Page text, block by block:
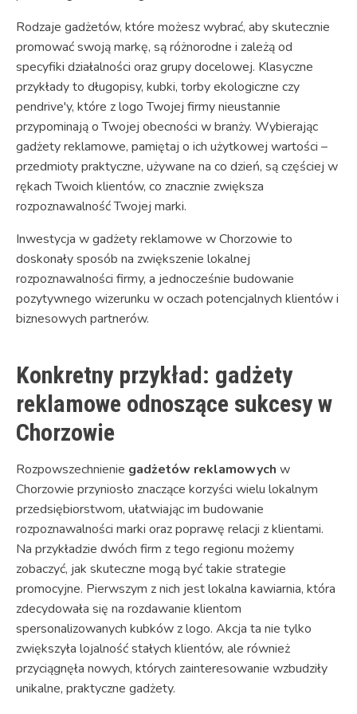
Rodzaje gadżetów, które możesz wybrać, aby skutecznie
promować swoją markę, są różnorodne i zależą od
specyfiki działalności oraz grupy docelowej. Klasyczne
przykłady to długopisy, kubki, torby ekologiczne czy
pendrive'y, które z logo Twojej firmy nieustannie
przypominają o Twojej obecności w branży. Wybierając
gadżety reklamowe, pamiętaj o ich użytkowej wartości –
przedmioty praktyczne, używane na co dzień, są częściej w
rękach Twoich klientów, co znacznie zwiększa
rozpoznawalność Twojej marki.
Inwestycja w gadżety reklamowe w Chorzowie to
doskonały sposób na zwiększenie lokalnej
rozpoznawalności firmy, a jednocześnie budowanie
pozytywnego wizerunku w oczach potencjalnych klientów i
biznesowych partnerów.
Konkretny przykład: gadżety
reklamowe odnoszące sukcesy w
Chorzowie
Rozpowszechnienie gadżetów reklamowych w
Chorzowie przyniosło znaczące korzyści wielu lokalnym
przedsiębiorstwom, ułatwiając im budowanie
rozpoznawalności marki oraz poprawę relacji z klientami.
Na przykładzie dwóch firm z tego regionu możemy
zobaczyć, jak skuteczne mogą być takie strategie
promocyjne. Pierwszym z nich jest lokalna kawiarnia, która
zdecydowała się na rozdawanie klientom
spersonalizowanych kubków z logo. Akcja ta nie tylko
zwiększyła lojalność stałych klientów, ale również
przyciągnęła nowych, których zainteresowanie wzbudziły
unikalne, praktyczne gadżety.